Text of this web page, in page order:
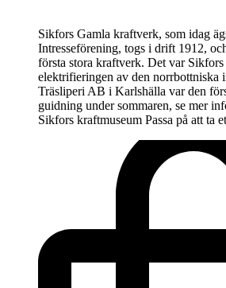
Sikfors Gamla kraftverk, som idag
Intresseförening, togs i drift 1912,
första stora kraftverk. Det var
elektrifieringen av den norrbottniska
Träsliperi AB i Karlshälla var den
guidning under sommaren, se mer
Sikfors kraftmuseum Passa på att ta